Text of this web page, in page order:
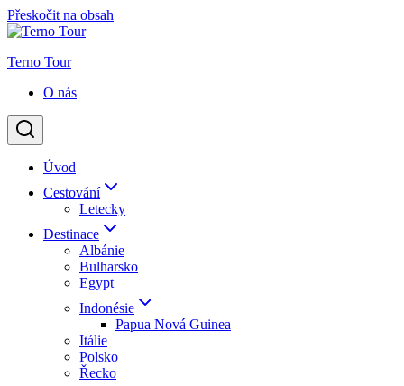
Přeskočit na obsah
Terno Tour
O nás
Úvod
Cestování
Letecky
Destinace
Albánie
Bulharsko
Egypt
Indonésie
Papua Nová Guinea
Itálie
Polsko
Řecko